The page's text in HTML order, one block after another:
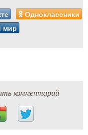
Одноклассники
мир
комментарий